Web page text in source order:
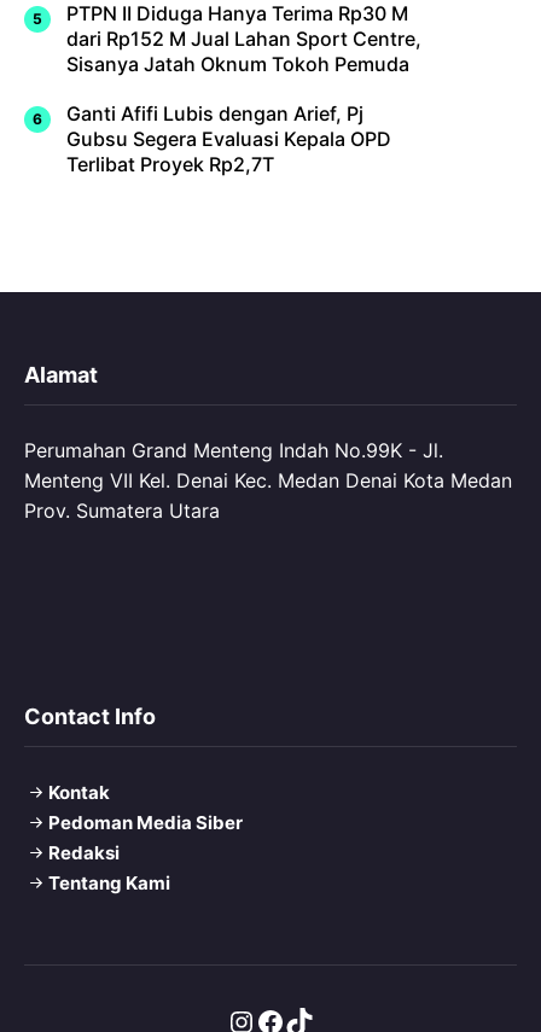
PTPN II Diduga Hanya Terima Rp30 M
dari Rp152 M Jual Lahan Sport Centre,
Sisanya Jatah Oknum Tokoh Pemuda
Ganti Afifi Lubis dengan Arief, Pj
Gubsu Segera Evaluasi Kepala OPD
Terlibat Proyek Rp2,7T
Alamat
Perumahan Grand Menteng Indah No.99K - Jl.
Menteng VII Kel. Denai Kec. Medan Denai Kota Medan
Prov. Sumatera Utara
Contact Info
Kontak
Pedoman Media Siber
Redaksi
Tentang Kami
Instagram
Facebook
TikTok